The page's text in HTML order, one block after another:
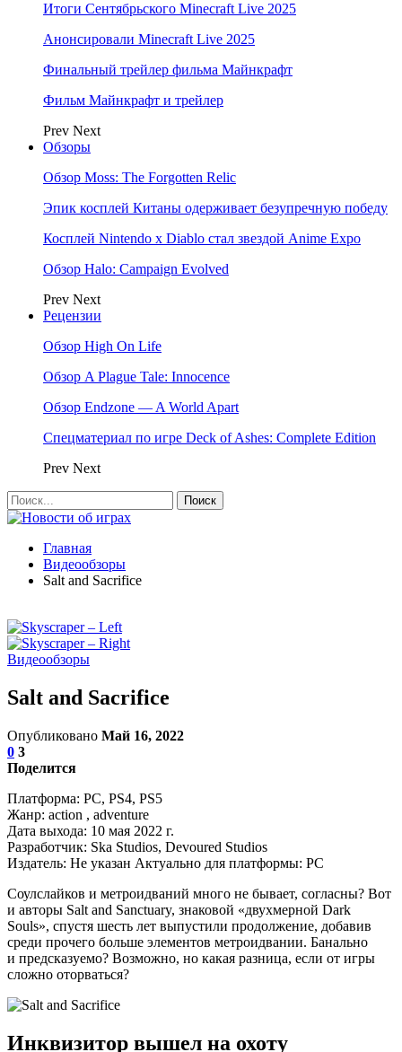
Итоги Сентябрьского Minecraft Live 2025
Анонсировали Minecraft Live 2025
Финальный трейлер фильма Майнкрафт
Фильм Майнкрафт и трейлер
Prev Next
Обзоры
Обзор Moss: The Forgotten Relic
Эпик косплей Китаны одерживает безупречную победу
Косплей Nintendo x Diablo стал звездой Anime Expo
Обзор Halo: Campaign Evolved
Prev Next
Рецензии
Обзор High On Life
Обзор A Plague Tale: Innocence
Обзор Endzone — A World Apart
Спецматериал по игре Deck of Ashes: Complete Edition
Prev Next
Главная
Видеообзоры
Salt and Sacrifice
Видеообзоры
Salt and Sacrifice
Опубликовано Май 16, 2022
0 3
Поделится
Платформа: PC, PS4, PS5
Жанр: action , adventure
Дата выхода: 10 мая 2022 г.
Разработчик: Ska Studios, Devoured Studios
Издатель: Не указан Актуально для платформы: PC
Соулслайков и метроидваний много не бывает, согласны? Вот
и авторы Salt and Sanctuary, знаковой «двухмерной Dark
Souls», спустя шесть лет выпустили продолжение, добавив
среди прочего больше элементов метроидвании. Банально
и предсказуемо? Возможно, но какая разница, если от игры
сложно оторваться?
Инквизитор вышел на охоту